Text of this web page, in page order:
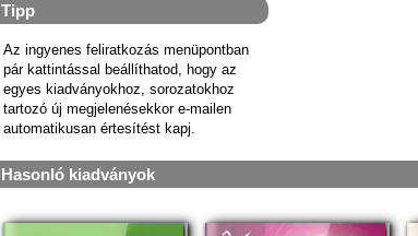
Tipp
Az ingyenes feliratkozás menüpontban
pár kattintással beállíthatod, hogy az
egyes kiadványokhoz, sorozatokhoz
tartozó új megjelenésekkor e-mailen
automatikusan értesítést kapj.
Hasonló kiadványok